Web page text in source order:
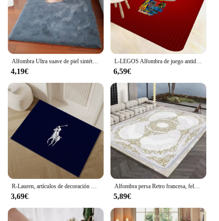
4,19€
L-LEGOS Alfombra de juego antideslizante que absorbe el agua, cojín de tira larga, alfombra de bienvenida para dormitorio
6,59€
3,69€
Alfombra persa Retro francesa, felpudo de entrada de poliéster antideslizante para sala de estar, sofá, mesa de centro, alfombra grande, hermosa decoración del hogar
5,89€